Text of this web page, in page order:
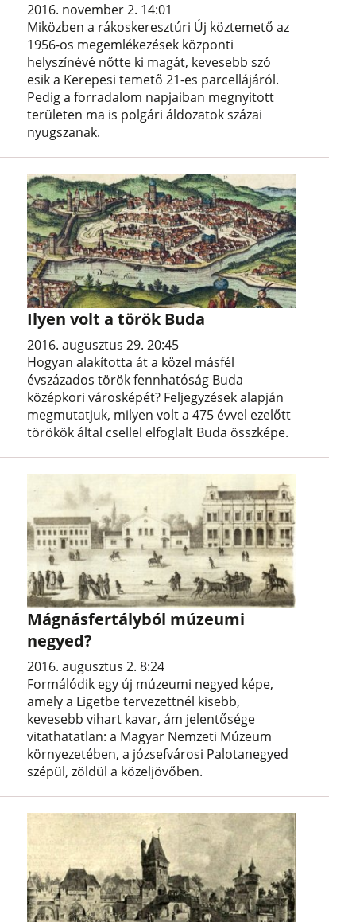
2016. november 2. 14:01
Miközben a rákoskeresztúri Új köztemető az
1956-os megemlékezések központi
helyszínévé nőtte ki magát, kevesebb szó
esik a Kerepesi temető 21-es parcellájáról.
Pedig a forradalom napjaiban megnyitott
területen ma is polgári áldozatok százai
nyugszanak.
Ilyen volt a török Buda
2016. augusztus 29. 20:45
Hogyan alakította át a közel másfél
évszázados török fennhatóság Buda
középkori városképét? Feljegyzések alapján
megmutatjuk, milyen volt a 475 évvel ezelőtt
törökök által csellel elfoglalt Buda összképe.
Mágnásfertályból múzeumi
negyed?
2016. augusztus 2. 8:24
Formálódik egy új múzeumi negyed képe,
amely a Ligetbe tervezettnél kisebb,
kevesebb vihart kavar, ám jelentősége
vitathatatlan: a Magyar Nemzeti Múzeum
környezetében, a józsefvárosi Palotanegyed
szépül, zöldül a közeljövőben.